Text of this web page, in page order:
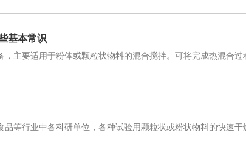
基本常识
主要适用于粉体或颗粒状物料的混合搅拌。可将完成热混合
等行业中各科研单位，各种试验用颗粒状或粉状物料的快速干